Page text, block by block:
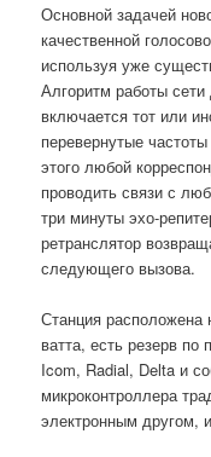
Основной задачей
качественной
используя уже
Алгоритм работы
включается тот или
перевернутые
этого любой
проводить связи с
три минуты эхо-
ретранслятор
следующего вызова.
Станция
ватта, есть резерв
Icom, Radial, Delta и
микроконтроллера
электронным